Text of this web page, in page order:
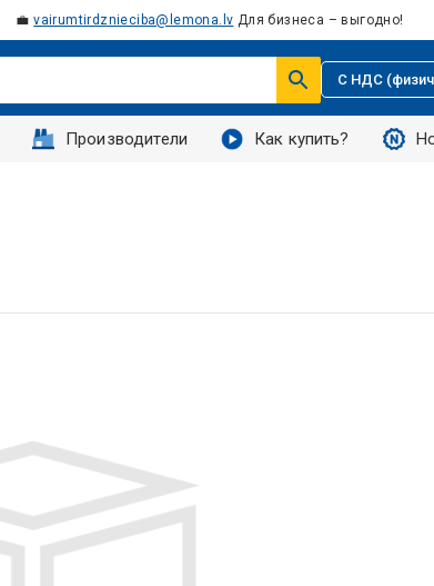
💼vairumtirdznieciba@lemona.lv Для бизнеса – выгодно!
С НДС
Производители Как купить?